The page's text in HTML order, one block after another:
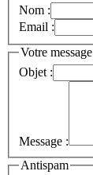
Nom :
Email :
Votre message
Objet :
Message :
Antispam